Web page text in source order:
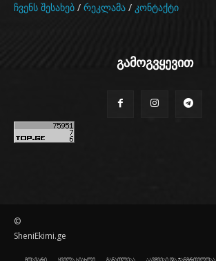
ჩვენს შესახებ / რეკლამა / კონტაქტი
გამოგვყევით
©
SheniEkimi.ge